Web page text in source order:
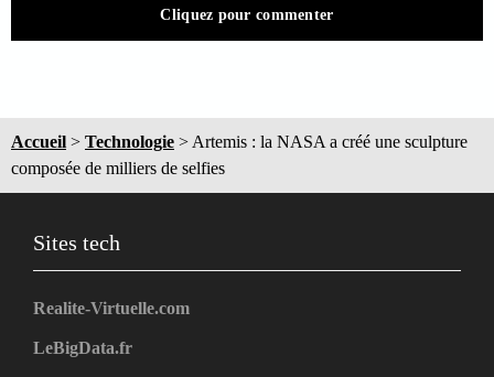
Cliquez pour commenter
Accueil > Technologie > Artemis : la NASA a créé une sculpture
composée de milliers de selfies
Sites tech
Realite-Virtuelle.com
LeBigData.fr